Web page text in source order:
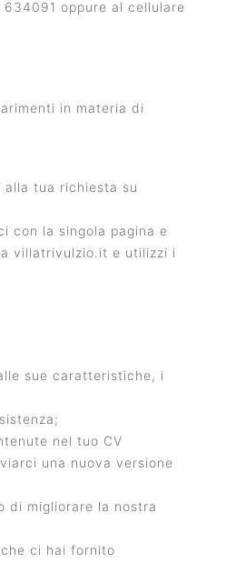
oppure al cellulare
in materia di
tua richiesta su
con la singola pagina e
villatrivulzio.it e utilizzi i
sue caratteristiche, i
nel tuo CV
una nuova versione
di migliorare la nostra
ci hai fornito